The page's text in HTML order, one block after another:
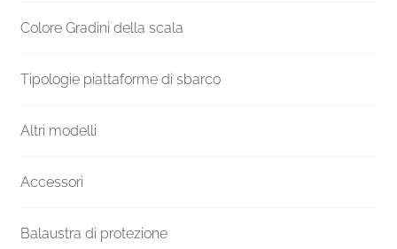
standard
Colore Gradini della scala
Tipologie piattaforme di sbarco
Altri modelli
Accessori
Balaustra di protezione